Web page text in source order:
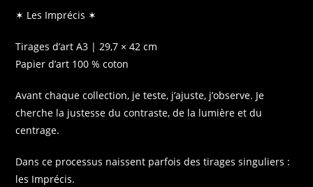
✶ Les Imprécis ✶
Tirages d’art A3 | 29,7 × 42 cm
Papier d’art 100 % coton
Avant chaque collection, je teste, j’ajuste, j’observe. Je
cherche la justesse du contraste, de la lumière et du
centrage.
Dans ce processus naissent parfois des tirages singuliers :
les Imprécis.